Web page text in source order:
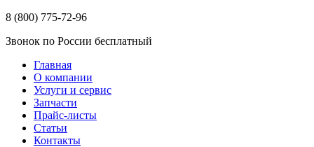
8 (800) 775-72-96
Звонок по России бесплатный
Главная
О компании
Услуги и сервис
Запчасти
Прайс-листы
Статьи
Контакты